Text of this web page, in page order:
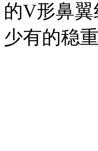
的V形鼻
少有的稳